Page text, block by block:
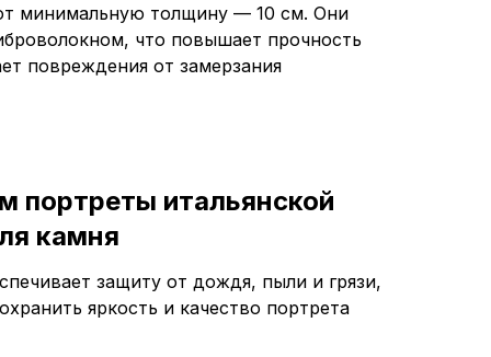
минимальную толщину — 10 см. Они
что повышает прочность
повреждения от замерзания
портреты итальянской
камня
защиту от дождя, пыли и грязи,
яркость и качество портрета